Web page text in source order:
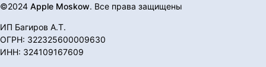
©2024 Apple Moskow. Все права защищены
ИП Багиров А.Т.
ОГРН: 322325600009630
ИНН: 324109167609